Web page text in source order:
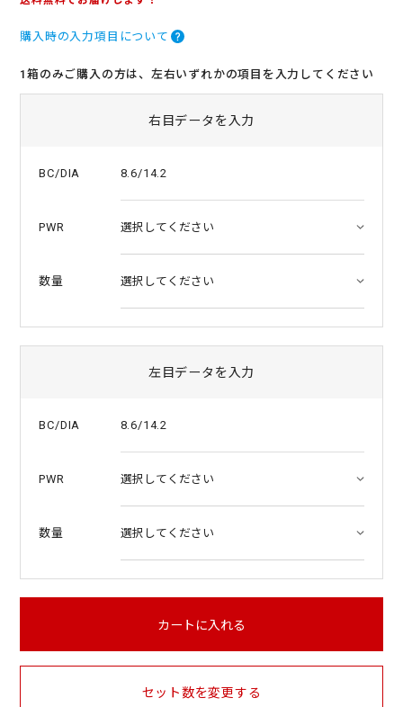
t
r
購入時の入力項目について
1箱のみご購入の方は、左右いずれかの項目を入力してください
右目データを入力
BC/DIA 8.6/14.2
PWR
数量
左目データを入力
BC/DIA 8.6/14.2
PWR
数量
カートに入れる
セット数を変更する